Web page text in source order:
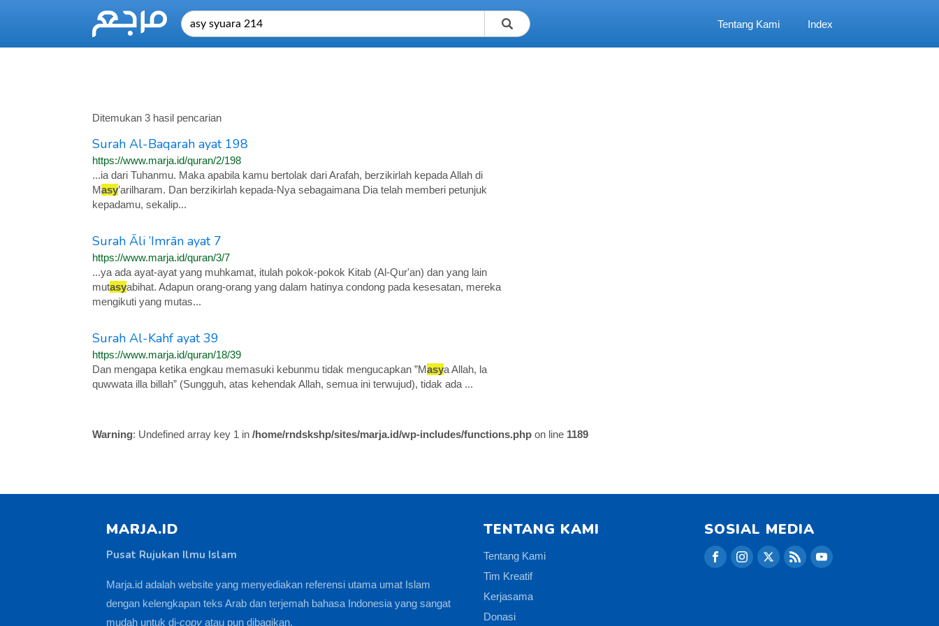
Tentang Kami Index
Ditemukan 3 hasil pencarian
Surah Al-Baqarah ayat 198
https://www.marja.id/quran/2/198
...ia dari Tuhanmu. Maka apabila kamu bertolak dari Arafah, berzikirlah kepada Allah di
Masy’arilharam. Dan berzikirlah kepada-Nya sebagaimana Dia telah memberi petunjuk
kepadamu, sekalip...
Surah Āli ’Imrān ayat 7
https://www.marja.id/quran/3/7
...ya ada ayat-ayat yang muhkamat, itulah pokok-pokok Kitab (Al-Qur'an) dan yang lain
mutasyabihat. Adapun orang-orang yang dalam hatinya condong pada kesesatan, mereka
mengikuti yang mutas...
Surah Al-Kahf ayat 39
https://www.marja.id/quran/18/39
Dan mengapa ketika engkau memasuki kebunmu tidak mengucapkan ”Masya Allah, la
quwwata illa billah” (Sungguh, atas kehendak Allah, semua ini terwujud), tidak ada ...
Warning: Undefined array key 1 in /home/rndskshp/sites/marja.id/wp-includes/functions.php on line 1189
MARJA.ID
Pusat Rujukan Ilmu Islam
Marja.id adalah website yang menyediakan referensi utama umat Islam
dengan kelengkapan teks Arab dan terjemah bahasa Indonesia yang sangat
mudah untuk di-copy atau pun dibagikan.
TENTANG KAMI
Tentang Kami
Tim Kreatif
Kerjasama
Donasi
SOSIAL MEDIA